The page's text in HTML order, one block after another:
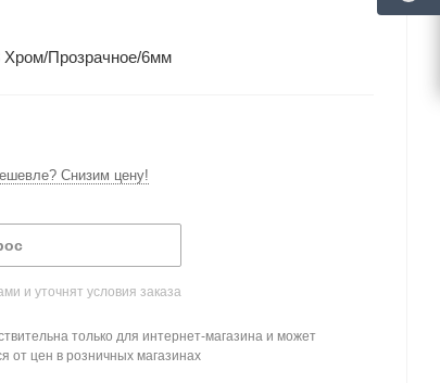
Хром/Прозрачное/6мм
Снизим цену!
и уточнят условия заказа
только для интернет-магазина и может
от цен в розничных магазинах